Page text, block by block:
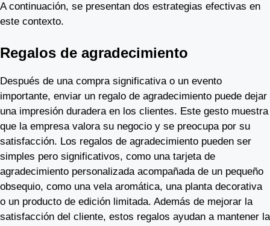
A continuación, se presentan dos estrategias efectivas en
este contexto.
Regalos de agradecimiento
Después de una compra significativa o un evento
importante, enviar un regalo de agradecimiento puede dejar
una impresión duradera en los clientes. Este gesto muestra
que la empresa valora su negocio y se preocupa por su
satisfacción. Los regalos de agradecimiento pueden ser
simples pero significativos, como una tarjeta de
agradecimiento personalizada acompañada de un pequeño
obsequio, como una vela aromática, una planta decorativa
o un producto de edición limitada. Además de mejorar la
satisfacción del cliente, estos regalos ayudan a mantener la